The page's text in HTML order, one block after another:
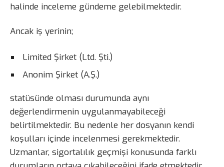
halinde inceleme gündeme gelebilmektedir.
Ancak iş yerinin;
Limited Şirket (Ltd. Şti.)
Anonim Şirket (A.Ş.)
statüsünde olması durumunda aynı
değerlendirmenin uygulanmayabileceği
belirtilmektedir. Bu nedenle her dosyanın kendi
koşulları içinde incelenmesi gerekmektedir.
Uzmanlar, sigortalılık geçmişi konusunda farklı